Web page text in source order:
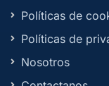
Políticas de
Políticas de
Nosotros